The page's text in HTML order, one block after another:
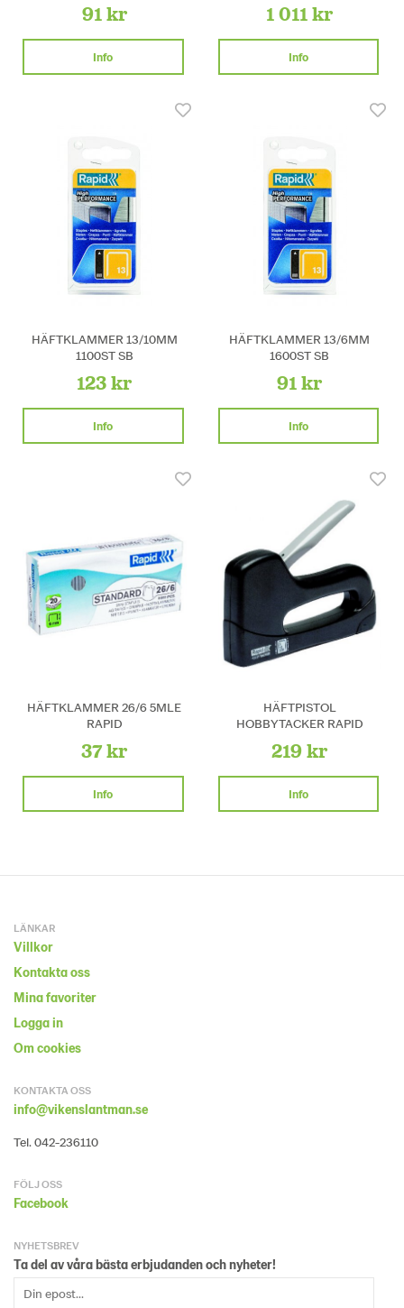
91 kr
Info
1 011 kr
Info
HÄFTKLAMMER 13/10MM
1100ST SB
123 kr
Info
HÄFTKLAMMER 13/6MM
1600ST SB
91 kr
Info
HÄFTKLAMMER 26/6 5MLE
RAPID
37 kr
Info
HÄFTPISTOL
HOBBYTACKER RAPID
219 kr
Info
LÄNKAR
Villkor
Kontakta oss
Mina favoriter
Logga in
Om cookies
KONTAKTA OSS
info@vikenslantman.se
Tel. 042-236110
FÖLJ OSS
Facebook
NYHETSBREV
Ta del av våra bästa erbjudanden och nyheter!